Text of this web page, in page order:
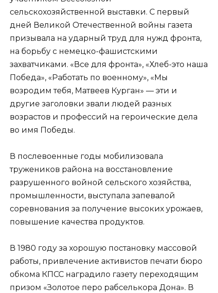
сельскохозяйственной выставки. С первый
дней Великой Отечественной войны газета
призывала на ударный труд для нужд фронта,
на борьбу с немецко-фашистскими
захватчиками. «Все для фронта», «Хлеб-это наша
Победа», «Работать по военному», «Мы
возродим тебя, Матвеев Курган» — эти и
другие заголовки звали людей разных
возрастов и профессий на героические дела
во имя Победы.
В послевоенные годы мобилизовала
тружеников района на восстановление
разрушенного войной сельского хозяйства,
промышленности, выступала запевалой
соревнования за получение высоких урожаев,
повышение качества продуктов.
В 1980 году за хорошую постановку массовой
работы, привлечение активистов печати бюро
обкома КПСС наградило газету переходящим
призом «Золотое перо рабселькора Дона». В